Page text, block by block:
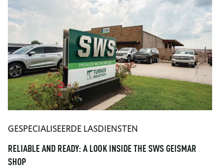
GESPECIALISEERDE LASDIENSTEN
RELIABLE AND READY: A LOOK INSIDE THE SWS GEISMAR
SHOP